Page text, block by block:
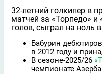
32-летний голкипер в
матчей за «Торпедо» и
голов, сыграл на ноль
Бабурин
в 2012 году и
В сезоне-2025/26
чемпионате